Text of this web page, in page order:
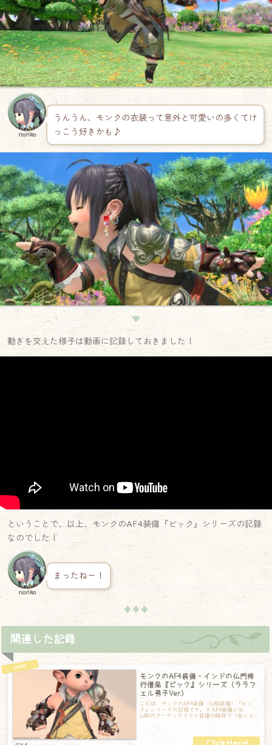
noriko
うんうん、モンクの衣装って意外と可愛いの多くてけ
っこう好きかも♪
▼
動きを交えた様子は動画に記録しておきました！
ということで、以上、モンクのAF4装備『ビック』シリーズの記録
なのでした！
noriko
まったねー！
♦♦♦
関連した記録
モンクのAF4装備・インドの仏門修
行僧風『ビック』シリーズ（ララフ
ェル男子Ver.）
これは、モンクのAF4装備（Lv80装備）『ビッ
ク』シリーズの記録です。※ AF4装備とは、
Lv80のアーティファクト装備の略称で「各ジョ